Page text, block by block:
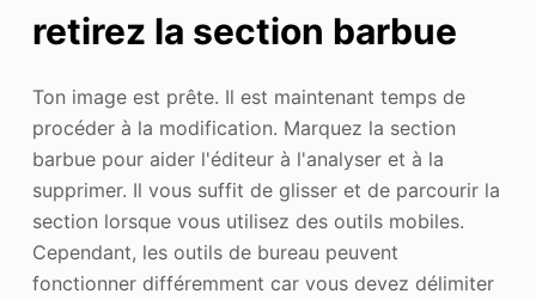
retirez la section barbue
Ton image est prête. Il est maintenant temps de
procéder à la modification. Marquez la section
barbue pour aider l'éditeur à l'analyser et à la
supprimer. Il vous suffit de glisser et de parcourir la
section lorsque vous utilisez des outils mobiles.
Cependant, les outils de bureau peuvent
fonctionner différemment car vous devez délimiter